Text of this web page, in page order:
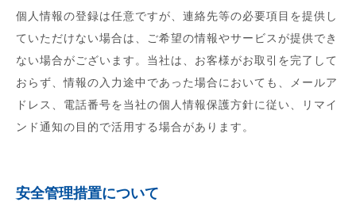
個人情報の登録は任意ですが、連絡先等の必要項目を提供し
ていただけない場合は、ご希望の情報やサービスが提供でき
ない場合がございます。当社は、お客様がお取引を完了して
おらず、情報の入力途中であった場合においても、メールア
ドレス、電話番号を当社の個人情報保護方針に従い、リマイ
ンド通知の目的で活用する場合があります。
安全管理措置について